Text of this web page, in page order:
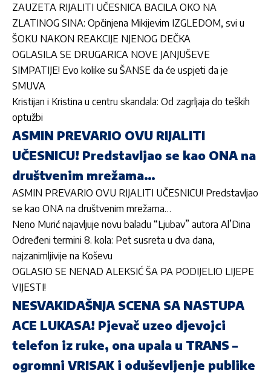
ZAUZETA RIJALITI UČESNICA BACILA OKO NA
ZLATINOG SINA: Opčinjena Mikijevim IZGLEDOM, svi u
ŠOKU NAKON REAKCIJE NJENOG DEČKA
OGLASILA SE DRUGARICA NOVE JANJUŠEVE
SIMPATIJE! Evo kolike su ŠANSE da će uspjeti da je
SMUVA
Kristijan i Kristina u centru skandala: Od zagrljaja do teških
optužbi
ASMIN PREVARIO OVU RIJALITI
UČESNICU! Predstavljao se kao ONA na
društvenim mrežama…
ASMIN PREVARIO OVU RIJALITI UČESNICU! Predstavljao
se kao ONA na društvenim mrežama…
Neno Murić najavljuje novu baladu “Ljubav” autora Al’Dina
Određeni termini 8. kola: Pet susreta u dva dana,
najzanimljivije na Koševu
OGLASIO SE NENAD ALEKSIĆ ŠA PA PODIJELIO LIJEPE
VIJESTI!
NESVAKIDAŠNJA SCENA SA NASTUPA
ACE LUKASA! Pjevač uzeo djevojci
telefon iz ruke, ona upala u TRANS –
ogromni VRISAK i oduševljenje publike